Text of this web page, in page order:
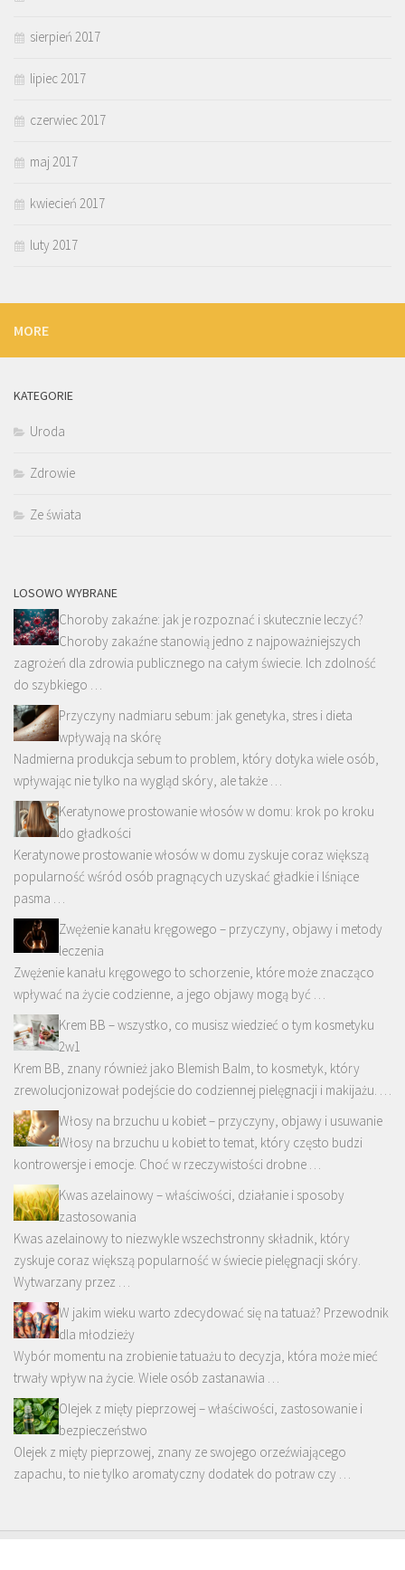
sierpień 2017
lipiec 2017
czerwiec 2017
maj 2017
kwiecień 2017
luty 2017
MORE
KATEGORIE
Uroda
Zdrowie
Ze świata
LOSOWO WYBRANE
Choroby zakaźne: jak je rozpoznać i skutecznie leczyć?
Choroby zakaźne stanowią jedno z najpoważniejszych
zagrożeń dla zdrowia publicznego na całym świecie. Ich zdolność
do szybkiego …
Przyczyny nadmiaru sebum: jak genetyka, stres i dieta
wpływają na skórę
Nadmierna produkcja sebum to problem, który dotyka wiele osób,
wpływając nie tylko na wygląd skóry, ale także …
Keratynowe prostowanie włosów w domu: krok po kroku
do gładkości
Keratynowe prostowanie włosów w domu zyskuje coraz większą
popularność wśród osób pragnących uzyskać gładkie i lśniące
pasma …
Zwężenie kanału kręgowego – przyczyny, objawy i metody
leczenia
Zwężenie kanału kręgowego to schorzenie, które może znacząco
wpływać na życie codzienne, a jego objawy mogą być …
Krem BB – wszystko, co musisz wiedzieć o tym kosmetyku
2w1
Krem BB, znany również jako Blemish Balm, to kosmetyk, który
zrewolucjonizował podejście do codziennej pielęgnacji i makijażu. …
Włosy na brzuchu u kobiet – przyczyny, objawy i usuwanie
Włosy na brzuchu u kobiet to temat, który często budzi
kontrowersje i emocje. Choć w rzeczywistości drobne …
Kwas azelainowy – właściwości, działanie i sposoby
zastosowania
Kwas azelainowy to niezwykle wszechstronny składnik, który
zyskuje coraz większą popularność w świecie pielęgnacji skóry.
Wytwarzany przez …
W jakim wieku warto zdecydować się na tatuaż? Przewodnik
dla młodzieży
Wybór momentu na zrobienie tatuażu to decyzja, która może mieć
trwały wpływ na życie. Wiele osób zastanawia …
Olejek z mięty pieprzowej – właściwości, zastosowanie i
bezpieczeństwo
Olejek z mięty pieprzowej, znany ze swojego orzeźwiającego
zapachu, to nie tylko aromatyczny dodatek do potraw czy …